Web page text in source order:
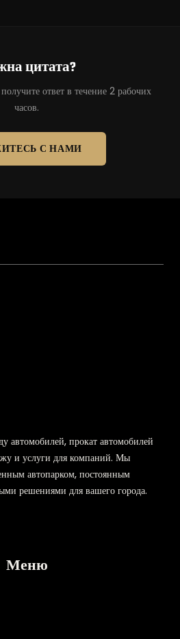
цитата?
ответ в течение 2 рабочих
часов.
С НАМИ
автомобилей, прокат автомобилей
и услуги для компаний. Мы
автопарком, постоянным
решениями для вашего города.
Меню